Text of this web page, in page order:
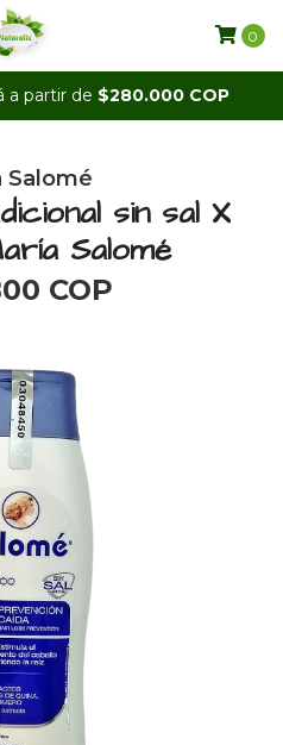
a partir de $280.000 COP
0
Salomé
sin sal X
Salomé
COP